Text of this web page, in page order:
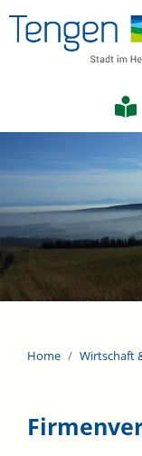
Home Wirtschaft